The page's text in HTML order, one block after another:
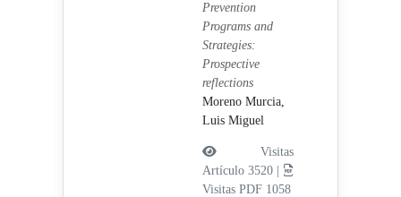
Prevention
Programs and
Strategies:
Prospective
reflections
Moreno Murcia,
Luis Miguel
Visitas
Artículo 3520 |
Visitas PDF 1058